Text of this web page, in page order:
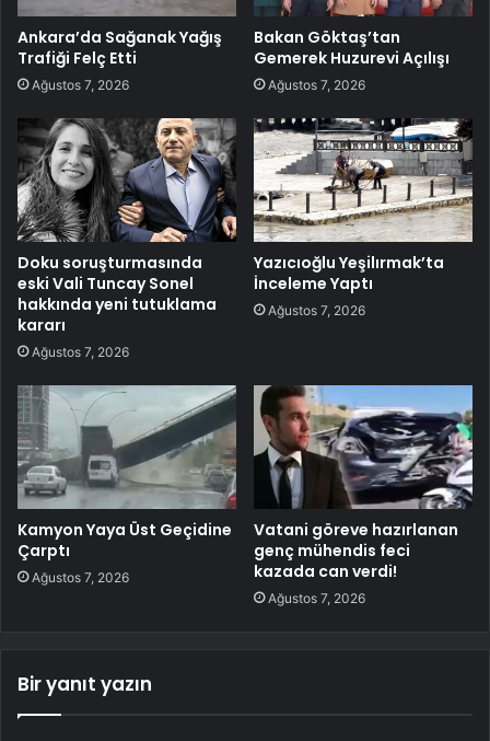
Ankara’da Sağanak Yağış
Trafiği Felç Etti
Ağustos 7, 2026
Bakan Göktaş’tan
Gemerek Huzurevi Açılışı
Ağustos 7, 2026
Doku soruşturmasında
eski Vali Tuncay Sonel
hakkında yeni tutuklama
kararı
Ağustos 7, 2026
Yazıcıoğlu Yeşilırmak’ta
İnceleme Yaptı
Ağustos 7, 2026
Kamyon Yaya Üst Geçidine
Çarptı
Ağustos 7, 2026
Vatani göreve hazırlanan
genç mühendis feci
kazada can verdi!
Ağustos 7, 2026
Bir yanıt yazın